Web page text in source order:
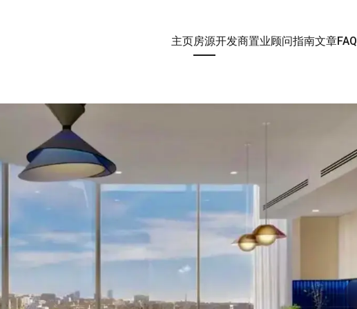
主页房源开发商置业顾问指南文章FAQ